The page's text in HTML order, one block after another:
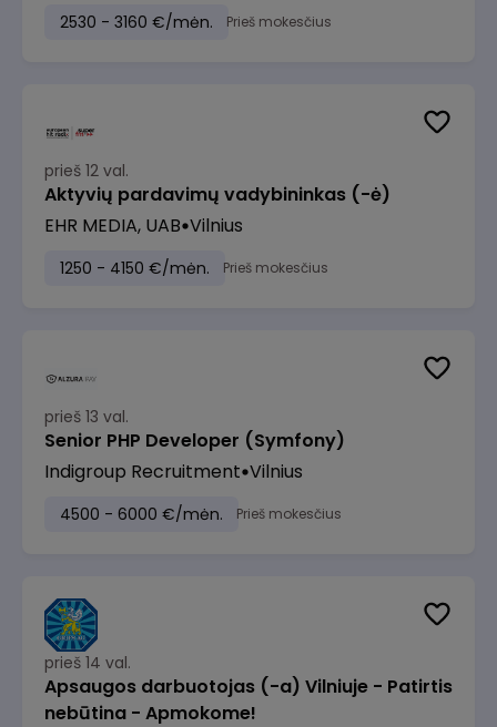
2530 - 3160 €/mėn. Prieš mokesčius
prieš 12 val.
Aktyvių pardavimų vadybininkas (-ė)
EHR MEDIA, UAB Vilnius
1250 - 4150 €/mėn. Prieš mokesčius
prieš 13 val.
Senior PHP Developer (Symfony)
Indigroup Recruitment Vilnius
4500 - 6000 €/mėn. Prieš mokesčius
prieš 14 val.
Apsaugos darbuotojas (-a) Vilniuje - Patirtis
nebūtina - Apmokome!